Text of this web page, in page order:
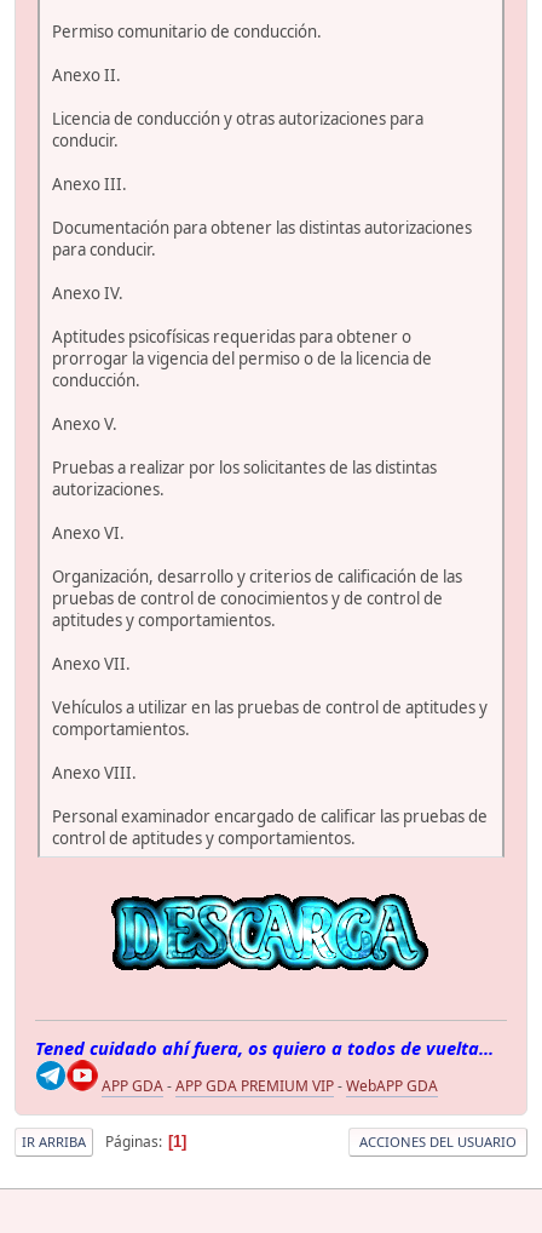
Permiso comunitario de conducción.
Anexo II.
Licencia de conducción y otras autorizaciones para
conducir.
Anexo III.
Documentación para obtener las distintas autorizaciones
para conducir.
Anexo IV.
Aptitudes psicofísicas requeridas para obtener o
prorrogar la vigencia del permiso o de la licencia de
conducción.
Anexo V.
Pruebas a realizar por los solicitantes de las distintas
autorizaciones.
Anexo VI.
Organización, desarrollo y criterios de calificación de las
pruebas de control de conocimientos y de control de
aptitudes y comportamientos.
Anexo VII.
Vehículos a utilizar en las pruebas de control de aptitudes y
comportamientos.
Anexo VIII.
Personal examinador encargado de calificar las pruebas de
control de aptitudes y comportamientos.
Tened cuidado ahí fuera, os quiero a todos de vuelta...
APP GDA-APP GDA PREMIUM VIP-WebAPP GDA
IR ARRIBA Páginas 1 ACCIONES DEL USUARIO